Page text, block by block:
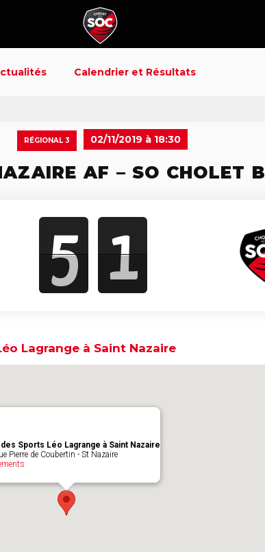
Calendrier et Résultats
RÉGIONAL 3 02/11/2019 à 18:30
AF – SO CHOLET B
5 1
Lagrange à Saint Nazaire
des Sports Léo Lagrange à Saint Nazaire
Pierre de Coubertin - St Nazaire